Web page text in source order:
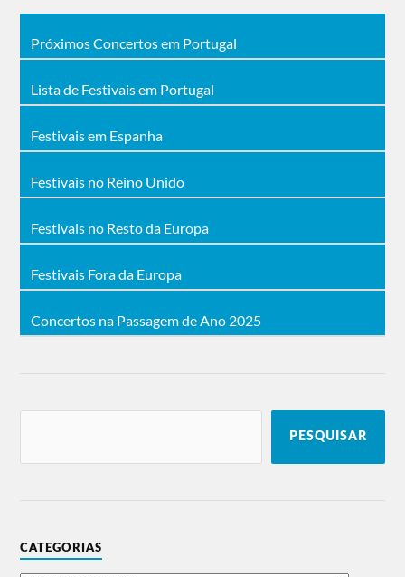
Próximos Concertos em Portugal
Lista de Festivais em Portugal
Festivais em Espanha
Festivais no Reino Unido
Festivais no Resto da Europa
Festivais Fora da Europa
Concertos na Passagem de Ano 2025
PESQUISAR
CATEGORIAS